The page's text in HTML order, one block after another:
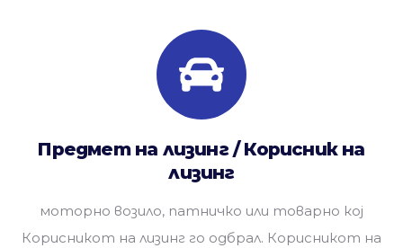
Предмет на лизинг / Корисник на
лизинг
моторно возило, патничко или товарно кој
Корисникот на лизинг го одбрал. Корисникот на